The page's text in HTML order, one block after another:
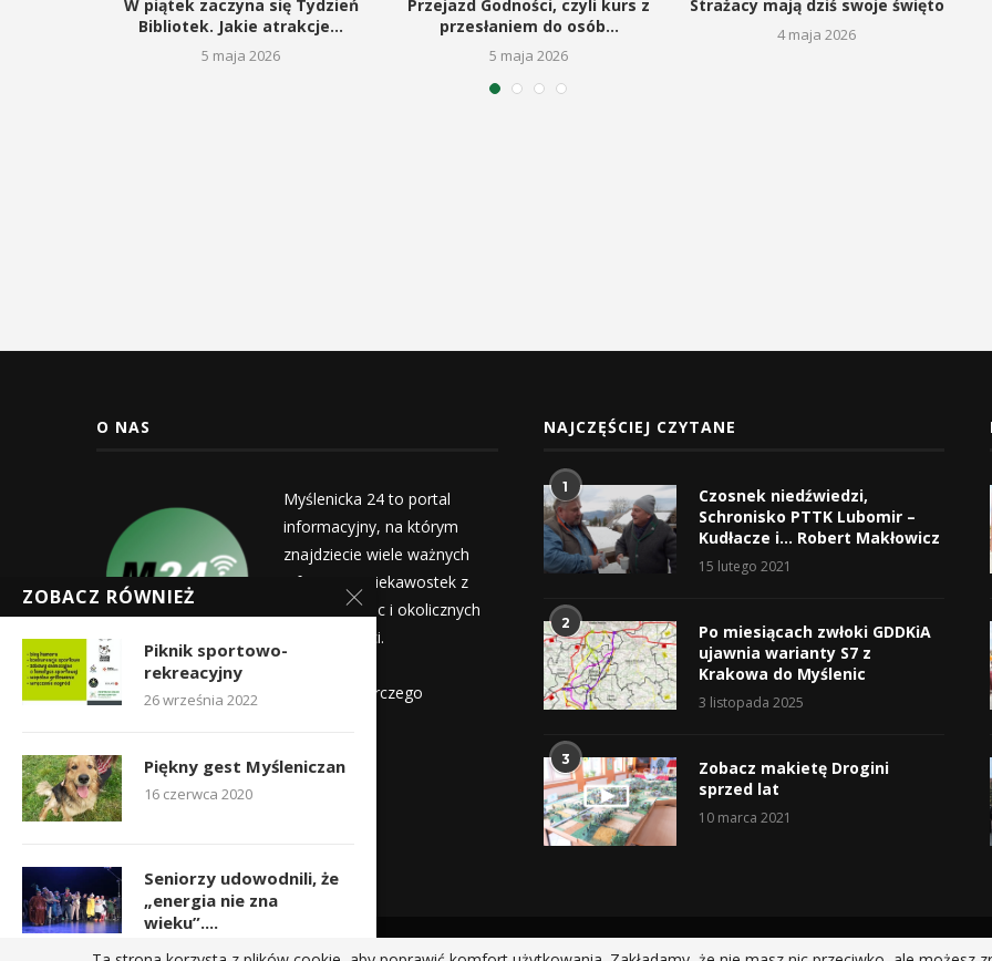
W piątek zaczyna się Tydzień
Bibliotek. Jakie atrakcje...
5 maja 2026
Przejazd Godności, czyli kurs z
przesłaniem do osób...
5 maja 2026
Strażacy mają dziś swoje święto
4 maja 2026
O NAS
Myślenicka 24 to portal
informacyjny, na którym
znajdziecie wiele ważnych
informacji i ciekawostek z
życia Myślenic i okolicznych
miejscowości.
Myślenicka Agencja Rozwoju Gospodarczego
redakcja@myslenicka24.pl
NAJCZĘŚCIEJ CZYTANE
1
Czosnek niedźwiedzi,
Schronisko PTTK Lubomir –
Kudłacze i… Robert Makłowicz
15 lutego 2021
2
Po miesiącach zwłoki GDDKiA
ujawnia warianty S7 z
Krakowa do Myślenic
3 listopada 2025
3
Zobacz makietę Drogini
sprzed lat
10 marca 2021
@2019 - All Right Reserved.
ZOBACZ RÓWNIEŻ
Piknik sportowo-
rekreacyjny
26 września 2022
Piękny gest Myśleniczan
16 czerwca 2020
Seniorzy udowodnili, że
„energia nie zna
wieku”....
9 października 2025